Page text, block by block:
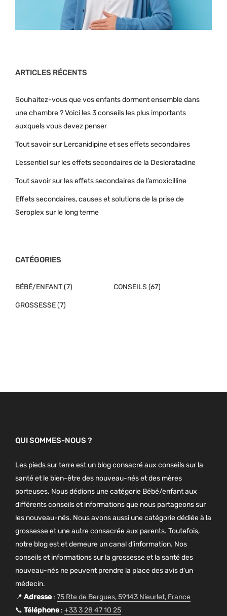
ARTICLES RÉCENTS
Souhaitez-vous que vos enfants dorment ensemble dans
une chambre ? Voici les 3 conseils les plus importants
auxquels vous devez penser
Tout savoir sur Lercanidipine et ses effets secondaires
L’essentiel sur les effets secondaires de la Desloratadine
Tout savoir sur les effets secondaires de l’amoxicilline
Effets secondaires, causes et solutions de la prise de
Seroplex sur le long terme
CATÉGORIES
BÉBÉ/ENFANT(7) CONSEILS (67)
GROSSESSE(7)
QUI SOMMES-NOUS ?
Les pieds sur terre est un blog consacré aux conseils sur la
santé et le bien-être des nouveau-nés et des mères
porteuses. Nous dédions une catégorie Bébé/enfant aux
différents conseils et informations que nous partageons sur
les nouveau-nés. Nous avons aussi une catégorie dédiée à la
grossesse et une autre consacrée aux parents. Toutefois,
notre blog est et demeure un canal d’information. Nos
conseils et informations sur la grossesse et la santé des
nouveau-nés ne peuvent prendre la place des avis d’un
médecin.
📍 Adresse : 75 Rte de Bergues, 59143 Nieurlet, France
📞 Téléphone : +33 3 28 47 10 25